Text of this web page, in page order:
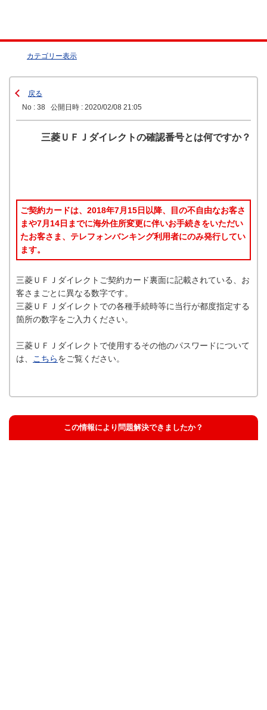
カテゴリー表示
戻る
No : 38
公開日時 : 2020/02/08 21:05
三菱ＵＦＪダイレクトの確認番号とは何ですか？
ご契約カードは、2018年7月15日以降、目の不自由なお客さ
まや7月14日までに海外住所変更に伴いお手続きをいただい
たお客さま、テレフォンバンキング利用者にのみ発行してい
ます。
三菱ＵＦＪダイレクトご契約カード裏面に記載されている、お
客さまごとに異なる数字です。
三菱ＵＦＪダイレクトでの各種手続時等に当行が都度指定する
箇所の数字をご入力ください。
三菱ＵＦＪダイレクトで使用するその他のパスワードについて
は、
こちらをご覧ください。
この情報により問題解決できましたか？